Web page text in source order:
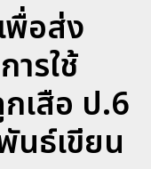
พื่อส่ง
ารใช้
เสือ ป.6
นธ์เขียน